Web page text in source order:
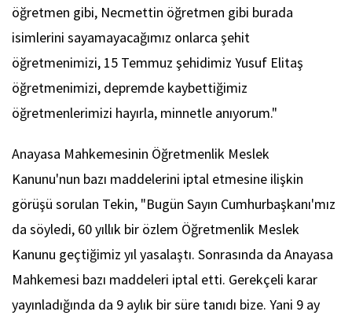
öğretmen gibi, Necmettin öğretmen gibi burada
isimlerini sayamayacağımız onlarca şehit
öğretmenimizi, 15 Temmuz şehidimiz Yusuf Elitaş
öğretmenimizi, depremde kaybettiğimiz
öğretmenlerimizi hayırla, minnetle anıyorum."
Anayasa Mahkemesinin Öğretmenlik Meslek
Kanunu'nun bazı maddelerini iptal etmesine ilişkin
görüşü sorulan Tekin, "Bugün Sayın Cumhurbaşkanı'mız
da söyledi, 60 yıllık bir özlem Öğretmenlik Meslek
Kanunu geçtiğimiz yıl yasalaştı. Sonrasında da Anayasa
Mahkemesi bazı maddeleri iptal etti. Gerekçeli karar
yayınladığında da 9 aylık bir süre tanıdı bize. Yani 9 ay